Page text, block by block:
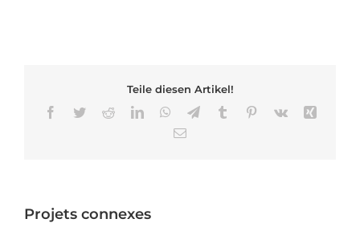
Teile diesen Artikel!
Facebook
TwitterRedditLinkedInWhatsApp
TelegramTumblr Pinterest
Vk
Email
Projets connexes